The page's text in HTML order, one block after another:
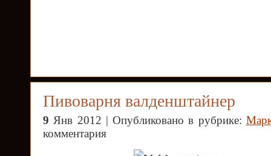
Пивоварня валденштайнер
9 Янв 2012 | Опубликовано в рубрике:
комментария